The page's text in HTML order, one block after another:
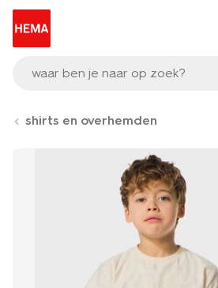
waar ben je naar op zoek?
shirts en overhemden